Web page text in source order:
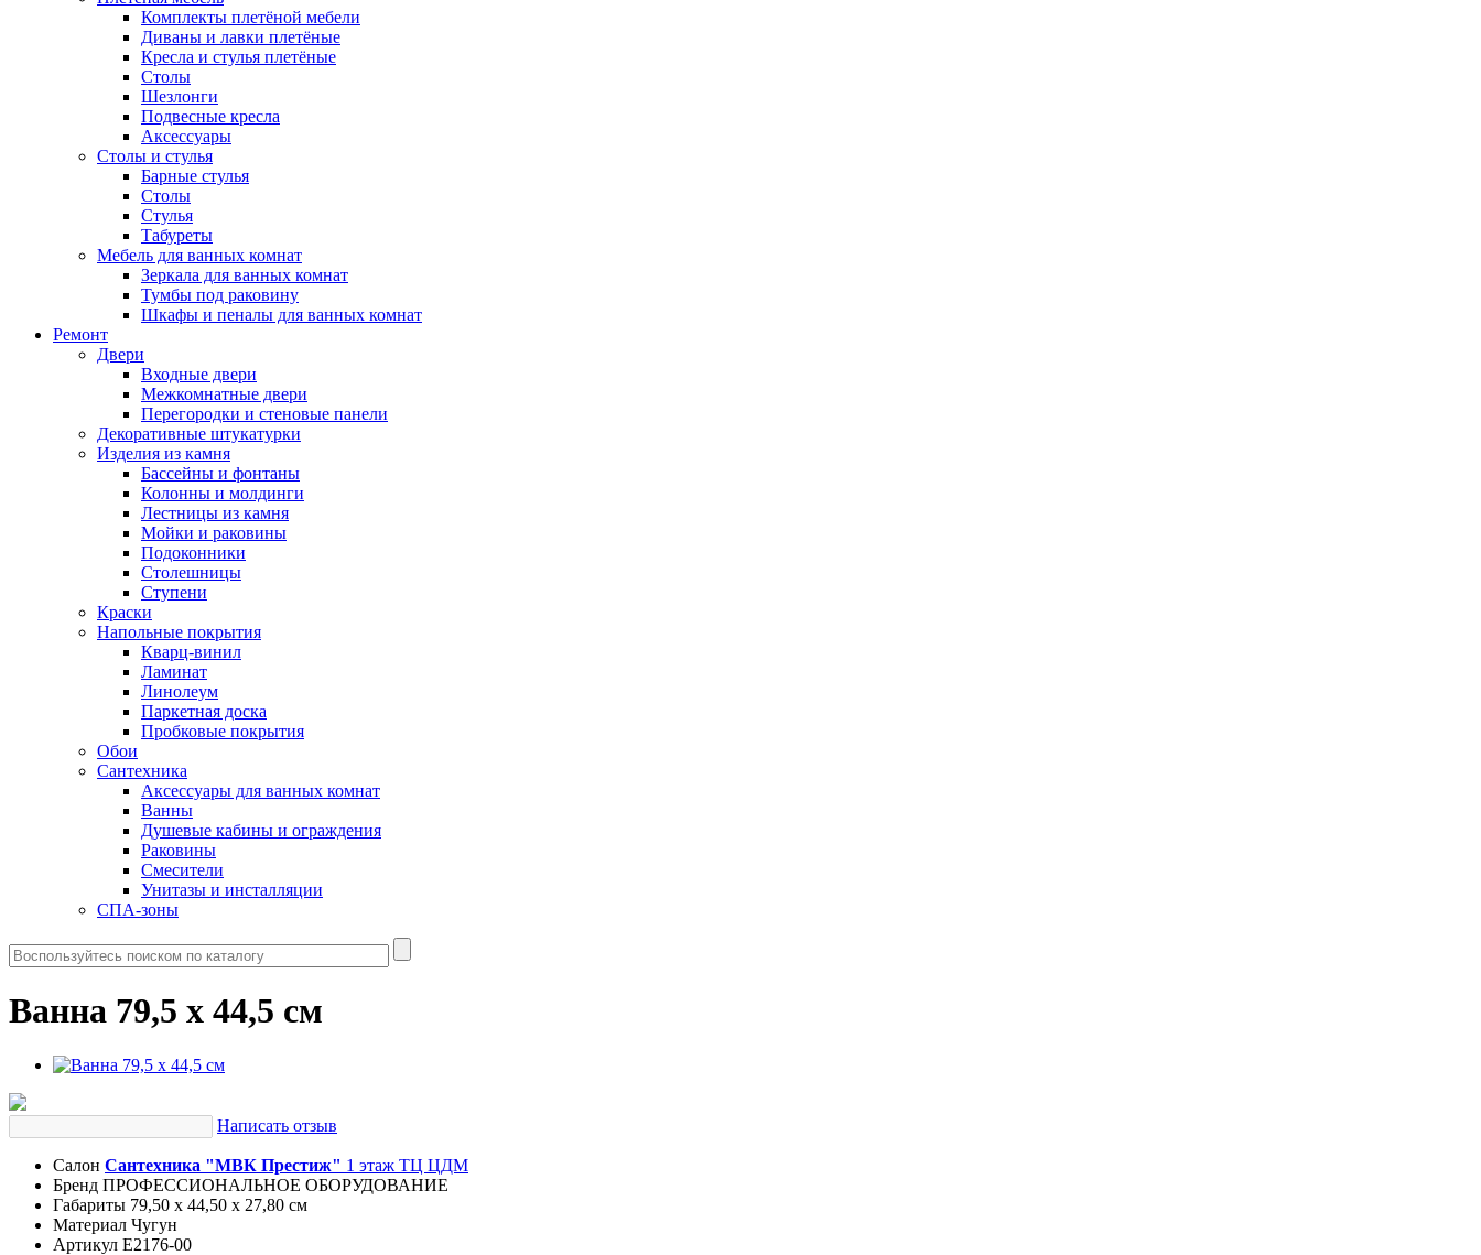
Комплекты плетёной мебели
Диваны и лавки плетёные
Кресла и стулья плетёные
Столы
Шезлонги
Подвесные кресла
Аксессуары
Столы и стулья
Барные стулья
Столы
Стулья
Табуреты
Мебель для ванных комнат
Зеркала для ванных комнат
Тумбы под раковину
Шкафы и пеналы для ванных комнат
Ремонт
Двери
Входные двери
Межкомнатные двери
Перегородки и стеновые панели
Декоративные штукатурки
Изделия из камня
Бассейны и фонтаны
Колонны и молдинги
Лестницы из камня
Мойки и раковины
Подоконники
Столешницы
Ступени
Краски
Напольные покрытия
Кварц-винил
Ламинат
Линолеум
Паркетная доска
Пробковые покрытия
Обои
Сантехника
Аксессуары для ванных комнат
Ванны
Душевые кабины и ограждения
Раковины
Смесители
Унитазы и инсталляции
СПА-зоны
Ванна 79,5 х 44,5 см
Написать отзыв
Салон Сантехника "МВК Престиж" 1 этаж ТЦ ЦДМ
Бренд ПРОФЕССИОНАЛЬНОЕ ОБОРУДОВАНИЕ
Габариты 79,50 x 44,50 x 27,80 см
Материал Чугун
Артикул E2176-00